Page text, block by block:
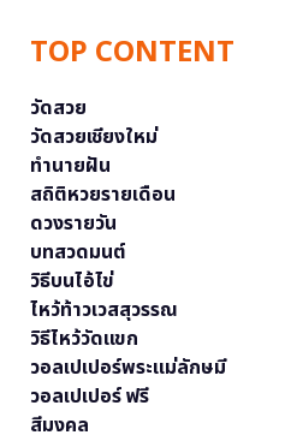
TOP CONTENT
วัดสวย
วัดสวยเชียงใหม่
ทำนายฝัน
สถิติหวยรายเดือน
ดวงรายวัน
บทสวดมนต์
วิธีบนไอ้ไข่
ไหว้ท้าวเวสสุวรรณ
วิธีไหว้วัดแขก
วอลเปเปอร์พระแม่ลักษมี
วอลเปเปอร์ ฟรี
สีมงคล